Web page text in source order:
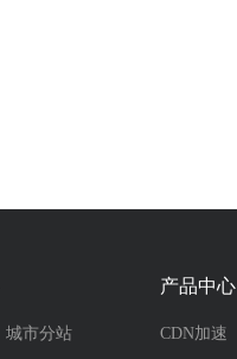
城市分站
产品中心
CDN加速